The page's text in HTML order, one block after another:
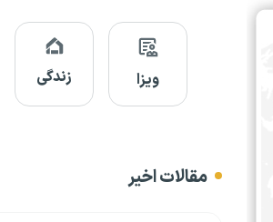
ویزا زندگی
مقالات اخیر